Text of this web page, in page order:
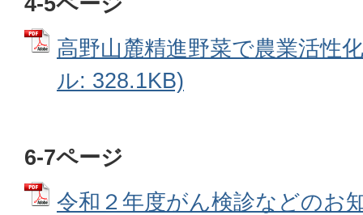
高野山麓精進野菜で農業活性
ル: 328.1KB)
6-7ページ
令和２年度がん検診などのお